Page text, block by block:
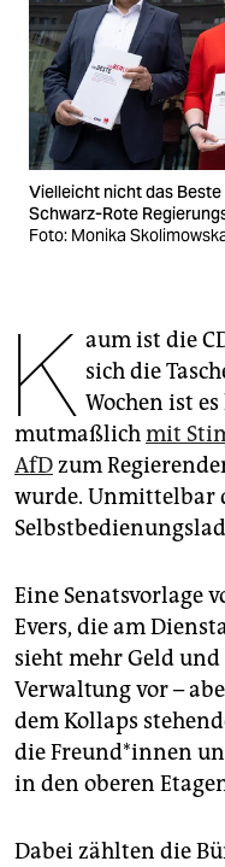
verlag
veranstaltungen
shop
fragen & hilfe
unterstützen
epaper login
Vielleicht nicht das
Schwarz-Rote
Foto: Monika
K aum ist die
sich die
Wochen ist
mutmaßlichmit
AfDzum
wurde. Unmittelbar
Eine Senatsvorlage
Evers, die am
sieht mehr Geld
Verwaltung vor –
dem Kollaps
die Freun­d*in­nen
in den oberen
Dabei zählten die